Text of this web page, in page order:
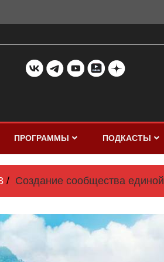
ПРОГРАММЫ ПОДКАСТЫ
Создание сообщества